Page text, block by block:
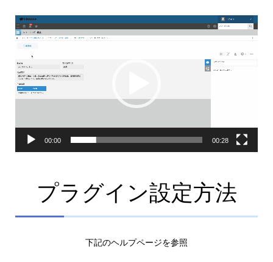
動
画
プ
ヤ
ー
00:00 00:28
プラグイン設定方法
下記のヘルプページを参照